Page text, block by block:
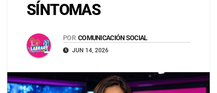
SÍNTOMAS
POR COMUNICACIÓN SOCIAL
JUN 14, 2026